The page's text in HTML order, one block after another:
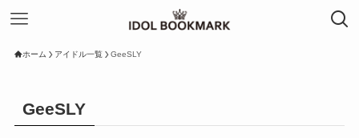
ホーム アイドル一覧 GeeSLY
GeeSLY